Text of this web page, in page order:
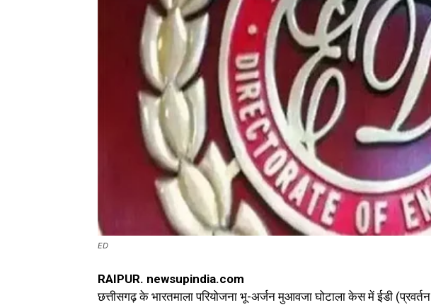
ED
RAIPUR. newsupindia.com
छत्तीसगढ़ के भारतमाला परियोजना भू-अर्जन मुआवजा घोटाला केस में ईडी